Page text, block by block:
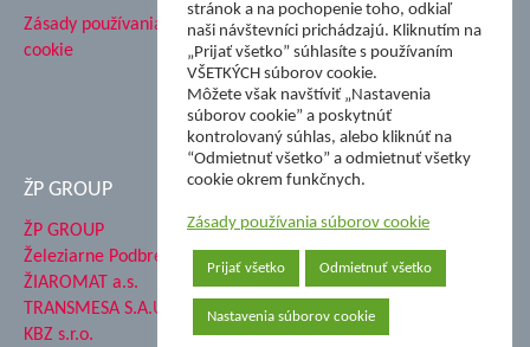
Zásady používania súborov
cookie
ŽP GROUP
ŽP GROUP
Železiarne Podbrezová a.s.
ŽIAROMAT a.s.
TRANSMESA S.A.U.
KBZ s.r.o.
stránok a na pochopenie toho, odkiaľ
naši návštevníci prichádzajú. Kliknutím na
„Prijať všetko” súhlasíte s používaním
VŠETKÝCH súborov cookie.
Môžete však navštíviť „Nastavenia
súborov cookie” a poskytnúť
kontrolovaný súhlas, alebo kliknúť na
“Odmietnuť všetko” a odmietnuť všetky
cookie okrem funkčnych.
Zásady používania súborov cookie
Prijať všetko Odmietnuť všetko
Nastavenia súborov cookie